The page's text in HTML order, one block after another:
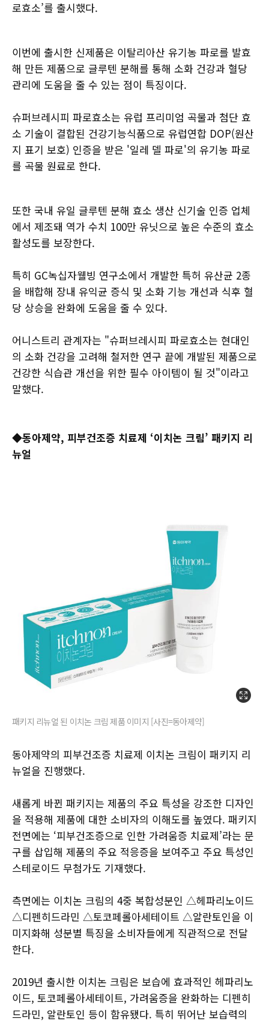
로효소’를 출시했다.
이번에 출시한 신제품은 이탈리아산 유기농 파로를 발효
해 만든 제품으로 글루텐 분해를 통해 소화 건강과 혈당
관리에 도움을 줄 수 있는 점이 특징이다.
슈퍼브레시피 파로효소는 유럽 프리미엄 곡물과 첨단 효
소 기술이 결합된 건강기능식품으로 유럽연합 DOP(원산
지 표기 보호) 인증을 받은 '일레 델 파로'의 유기농 파로
를 곡물 원료로 한다.
또한 국내 유일 글루텐 분해 효소 생산 신기술 인증 업체
에서 제조돼 역가 수치 100만 유닛으로 높은 수준의 효소
활성도를 보장한다.
특히 GC녹십자웰빙 연구소에서 개발한 특허 유산균 2종
을 배합해 장내 유익균 증식 및 소화 기능 개선과 식후 혈
당 상승을 완화에 도움을 줄 수 있다.
어니스트리 관계자는 "슈퍼브레시피 파로효소는 현대인
의 소화 건강을 고려해 철저한 연구 끝에 개발된 제품으로
건강한 식습관 개선을 위한 필수 아이템이 될 것"이라고
말했다.
◆동아제약, 피부건조증 치료제 ‘이치논 크림’ 패키지 리
뉴얼
패키지 리뉴얼 된 이치논 크림 제품 이미지 [사진=동아제약]
동아제약의 피부건조증 치료제 이치논 크림이 패키지 리
뉴얼을 진행했다.
새롭게 바뀐 패키지는 제품의 주요 특성을 강조한 디자인
을 적용해 제품에 대한 소비자의 이해도를 높였다. 패키지
전면에는 ‘피부건조증으로 인한 가려움증 치료제’라는 문
구를 삽입해 제품의 주요 적응증을 보여주고 주요 특성인
스테로이드 무첨가도 기재했다.
측면에는 이치논 크림의 4중 복합성분인 △헤파리노이드
△디펜히드라민 △토코페롤아세테이트 △알란토인을 이
미지화해 성분별 특징을 소비자들에게 직관적으로 전달
한다.
2019년 출시한 이치논 크림은 보습에 효과적인 헤파리노
이드, 토코페롤아세테이트, 가려움증을 완화하는 디펜히
드라민, 알란토인 등이 함유됐다. 특히 뛰어난 보습력의